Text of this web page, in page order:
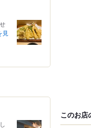
見
このお店